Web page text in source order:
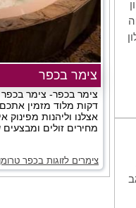
צימר בכפר
דקות מלוד מזמין
אצלנו וליהנות מפינוק
מחירים זולים ומבצעים
צימרים לזוגות בכפר טרומן